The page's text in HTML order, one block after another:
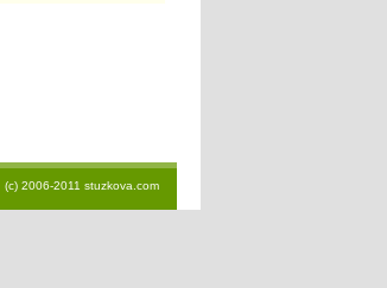
(c) 2006-2011 stuzkova.com